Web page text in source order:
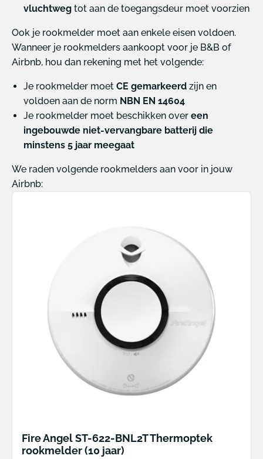
vluchtweg tot aan de toegangsdeur moet voorzien
Ook je rookmelder moet aan enkele eisen voldoen.
Wanneer je rookmelders aankoopt voor je B&B of
Airbnb, hou dan rekening met het volgende:
Je rookmelder moet CE gemarkeerd zijn en
voldoen aan de norm NBN EN 14604
Je rookmelder moet beschikken over een
ingebouwde niet-vervangbare batterij die
minstens 5 jaar meegaat
We raden volgende rookmelders aan voor in jouw
Airbnb:
Fire Angel ST-622-BNL2T Thermoptek
rookmelder (10 jaar)